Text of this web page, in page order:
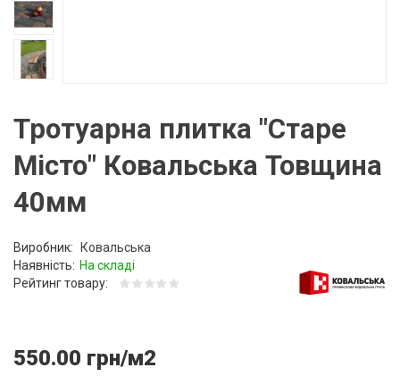
Тротуарна плитка "Старе
Місто" Ковальська Товщина
40мм
Виробник:
Ковальська
Наявність: На складі
Рейтинг товару:
550.00 грн/м2